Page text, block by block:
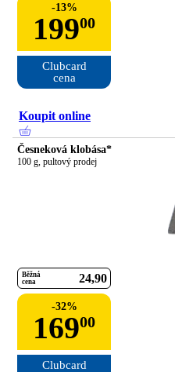
-13%
19900
Clubcard
cena
Koupit online
Česneková klobása*
100 g, pultový prodej
Běžná
cena
24 90
-32%
16900
Clubcard